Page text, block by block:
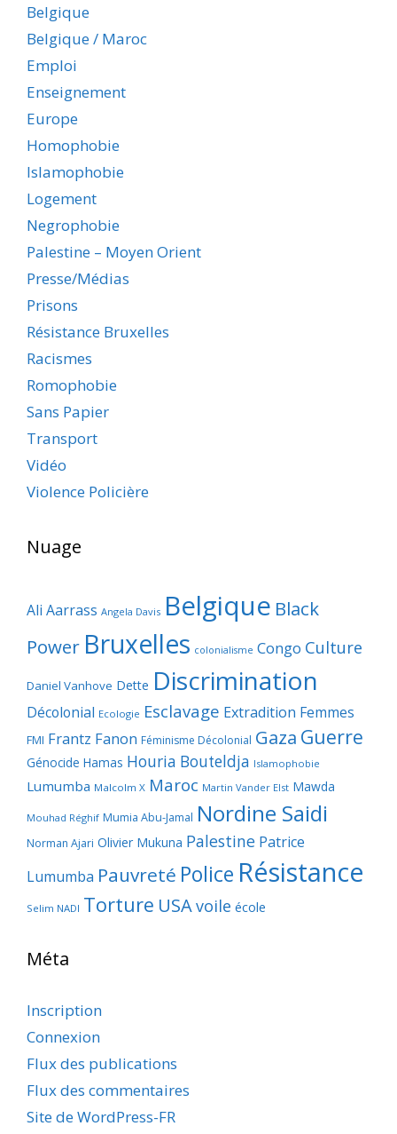
Belgique
Belgique / Maroc
Emploi
Enseignement
Europe
Homophobie
Islamophobie
Logement
Negrophobie
Palestine – Moyen Orient
Presse/Médias
Prisons
Résistance Bruxelles
Racismes
Romophobie
Sans Papier
Transport
Vidéo
Violence Policière
Nuage
Ali Aarrass Angela Davis Belgique Black
Power Bruxelles colonialisme Congo Culture
Daniel Vanhove Dette Discrimination
Décolonial Ecologie Esclavage Extradition Femmes
FMI Frantz Fanon Féminisme Décolonial Gaza Guerre
Génocide Hamas Houria Bouteldja Islamophobie
Lumumba Malcolm X Maroc Martin Vander Elst Mawda
Mouhad Réghif Mumia Abu-Jamal Nordine Saidi
Norman Ajari Olivier Mukuna Palestine Patrice
Lumumba Pauvreté Police Résistance
Selim NADI Torture USAvoile école
Méta
Inscription
Connexion
Flux des publications
Flux des commentaires
Site de WordPress-FR